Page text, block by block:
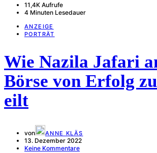
11,4K Aufrufe
4 Minuten Lesedauer
ANZEIGE
PORTRÄT
Wie Nazila Jafari
Börse von Erfolg
eilt
von ANNE KLÄS
13. Dezember 2022
Keine Kommentare